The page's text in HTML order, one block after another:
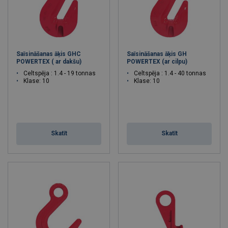
Saīsināšanas āķis GHC
POWERTEX ( ar dakšu)
Celtspēja : 1.4 - 19 tonnas
Klase: 10
Skatīt
Saīsināšanas āķis GH
POWERTEX (ar cilpu)
Celtspēja : 1.4 - 40 tonnas
Klase: 10
Skatīt